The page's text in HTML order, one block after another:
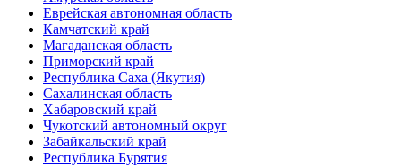
Еврейская автономная область
Камчатский край
Магаданская область
Приморский край
Республика Саха (Якутия)
Сахалинская область
Хабаровский край
Чукотский автономный округ
Забайкальский край
Республика Бурятия